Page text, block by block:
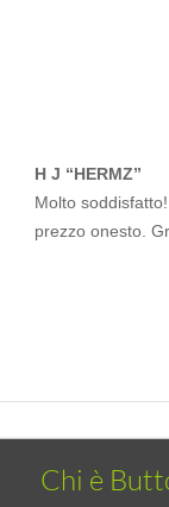
H J “HERMZ”
Molto
prezzo onesto.
Chi è